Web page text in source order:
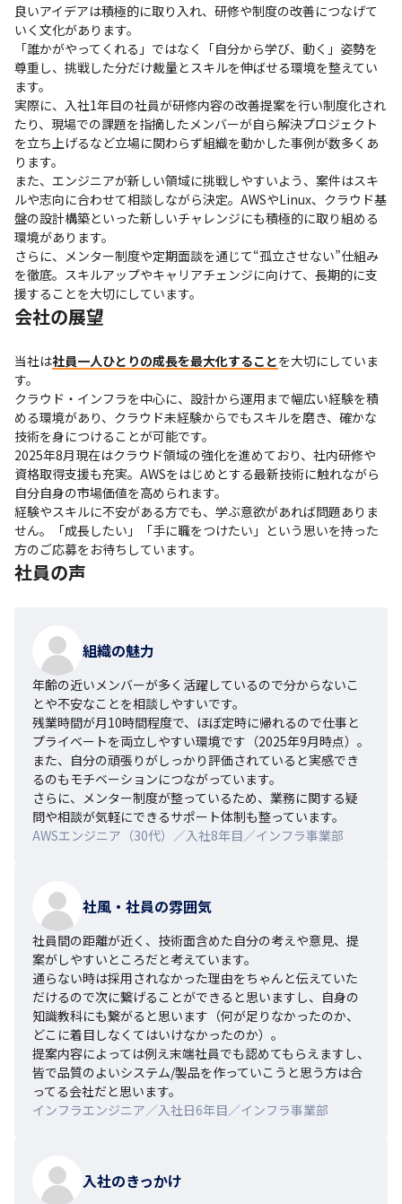
良いアイデアは積極的に取り入れ、研修や制度の改善につなげて
いく文化があります。
「誰かがやってくれる」ではなく「自分から学び、動く」姿勢を
尊重し、挑戦した分だけ裁量とスキルを伸ばせる環境を整えてい
ます。
実際に、入社1年目の社員が研修内容の改善提案を行い制度化され
たり、現場での課題を指摘したメンバーが自ら解決プロジェクト
を立ち上げるなど立場に関わらず組織を動かした事例が数多くあ
ります。
また、エンジニアが新しい領域に挑戦しやすいよう、案件はスキ
ルや志向に合わせて相談しながら決定。AWSやLinux、クラウド基
盤の設計構築といった新しいチャレンジにも積極的に取り組める
環境があります。
さらに、メンター制度や定期面談を通じて“孤立させない”仕組み
を徹底。スキルアップやキャリアチェンジに向けて、長期的に支
援することを大切にしています。
会社の展望
当社は社員一人ひとりの成長を最大化することを大切にしていま
す。
クラウド・インフラを中心に、設計から運用まで幅広い経験を積
める環境があり、クラウド未経験からでもスキルを磨き、確かな
技術を身につけることが可能です。
2025年8月現在はクラウド領域の強化を進めており、社内研修や
資格取得支援も充実。AWSをはじめとする最新技術に触れながら
自分自身の市場価値を高められます。
経験やスキルに不安がある方でも、学ぶ意欲があれば問題ありま
せん。「成長したい」「手に職をつけたい」という思いを持った
方のご応募をお待ちしています。
社員の声
組織の魅力
年齢の近いメンバーが多く活躍しているので分からないこ
とや不安なことを相談しやすいです。
残業時間が月10時間程度で、ほぼ定時に帰れるので仕事と
プライベートを両立しやすい環境です（2025年9月時点）。
また、自分の頑張りがしっかり評価されていると実感でき
るのもモチベーションにつながっています。
さらに、メンター制度が整っているため、業務に関する疑
問や相談が気軽にできるサポート体制も整っています。
AWSエンジニア（30代）／入社8年目／インフラ事業部
社風・社員の雰囲気
社員間の距離が近く、技術面含めた自分の考えや意見、提
案がしやすいところだと考えています。
通らない時は採用されなかった理由をちゃんと伝えていた
だけるので次に繋げることができると思いますし、自身の
知識教科にも繋がると思います（何が足りなかったのか、
どこに着目しなくてはいけなかったのか）。
提案内容によっては例え末端社員でも認めてもらえますし、
皆で品質のよいシステム/製品を作っていこうと思う方は合
ってる会社だと思います。
インフラエンジニア／入社日6年目／インフラ事業部
入社のきっかけ